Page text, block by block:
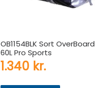
OB1154BLK Sort OverBoard
60L Pro Sports
1.340 kr.